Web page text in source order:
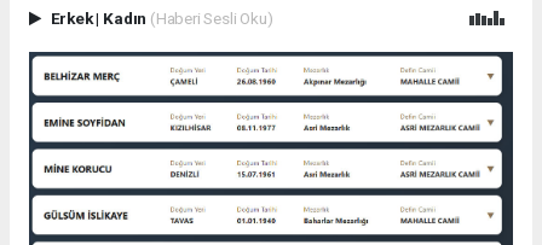
Erkek| Kadın (Haberi Sesli Oku)